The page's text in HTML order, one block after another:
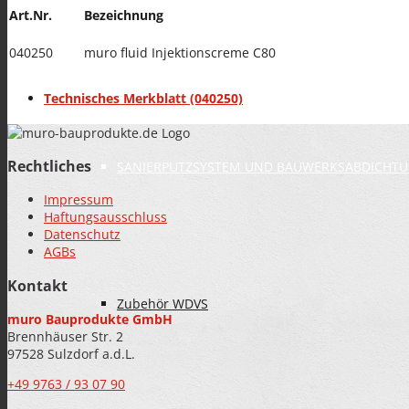
SANIERPUTZSYSTEM UND
Zubehör WDVS
Art.Nr. Bezeichnung
040250 muro fluid Injektionscreme C80
Technisches Merkblatt (040250)
Rechtliches
Impressum
Haftungsausschluss
Datenschutz
AGBs
Kontakt
muro Bauprodukte GmbH
Brennhäuser Str. 2
97528 Sulzdorf a.d.L.
+49 9763 / 93 07 90